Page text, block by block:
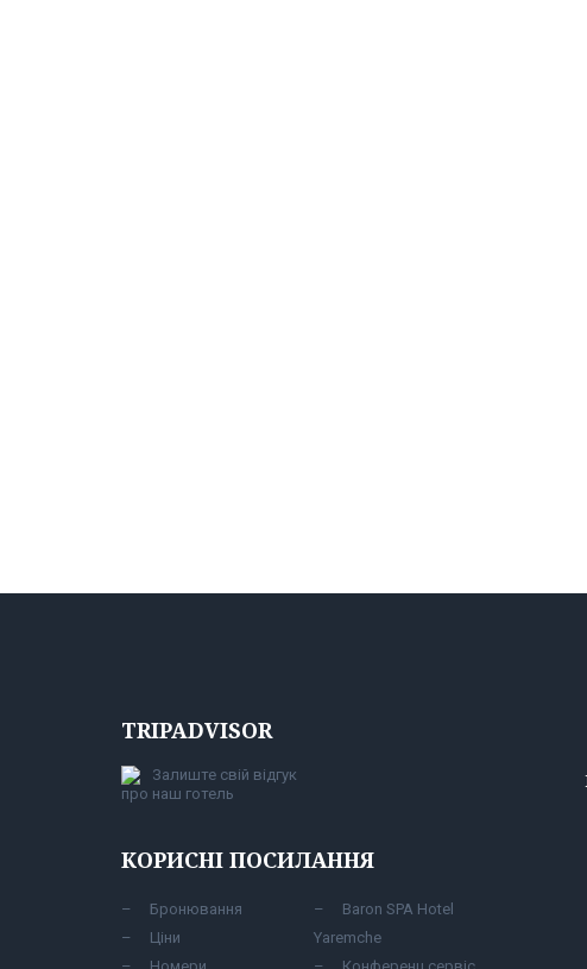
TRIPADVISOR
Залиште свій відгук
про наш готель
КОРИСНІ ПОСИЛАННЯ
Бронювання
Ціни
Baron SPA Hotel
Yaremche